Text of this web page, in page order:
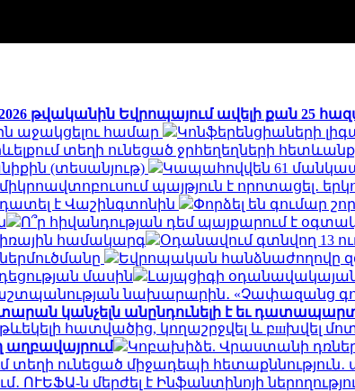
թվականին Եվրոպայում ավելի քան 25
աջակցելու համար
Կոնֆերենցիաների
տեղի ունեցած ջրհեղեղների
(տեսանյութ)
Կապահովվեն 61
պայթյուն է որոտացել․ երկու
է Վաշինգտոնին
Փորձել են գումար
Ո՞ր հիվանդության դեմ պայքարում է
համակարգ
Օդանավում գտնվող 13
Եվրոպական հանձնաժողովը
մասին
Լայպցիգի
նախարարին․ «Չափազանց
կանչելն անընդունելի է եւ
հատվածից, կողաշրջվել և
աղբավայրում
Կոբախիձե. Վրաստանի
տեղի ունեցած միջադեպի հետաքննություն․
ՈՒԵՖԱ-ն մերժել է Ինֆանտինոյի